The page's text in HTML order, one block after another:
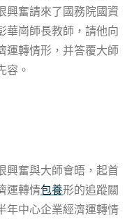
興奮請來了國務院國資
華崗師長教師，請他向
運轉情形，并答覆大師
容。
興奮與大師會晤，起首
運轉情包養形的追蹤關
年中心企業經濟運轉情